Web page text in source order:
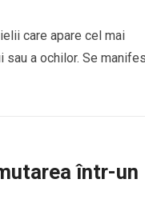
care apare cel mai
sau a ochilor. Se
într-un